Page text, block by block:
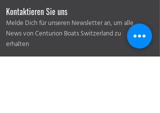
Kontaktieren Sie uns
Melde Dich für unseren Newsletter an, um alle
News von Centurion Boats Switzerland zu
erhalten